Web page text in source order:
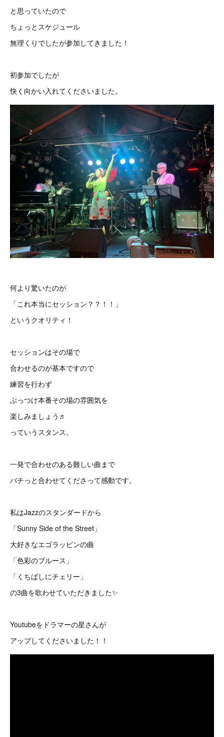
と思っていたので
ちょっとスケジュール
無理くりでしたが参加してきました！
初参加でしたが
快く向かい入れてくださいました。
何より驚いたのが
「これ本当にセッション？？！！」
というクオリティ！
セッションはその場で
合わせるのが基本ですので
練習を行わず
ぶっつけ本番その場の雰囲気を
楽しみましょう♬
っていうスタンス。
一発で合わせのある難しい曲まで
バチっと合わせてくださって感動です。
私はJazzのスタンダードから
「Sunny Side of the Street」
大好きなエゴラッピンの曲
「色彩のブルース」
「くちばしにチェリー」
の3曲を歌わせていただきました✨
Youtubeをドラマーの星さんが
アップしてくださいました！！